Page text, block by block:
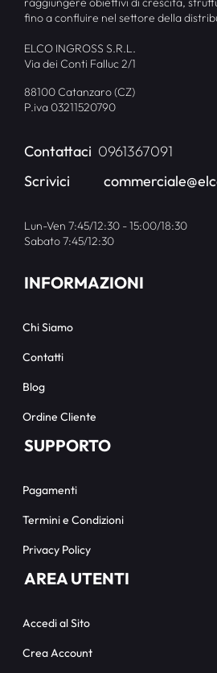
fino a confluire nel settore della
ELCO INGROSS S.R.L.
Via dei Conti Falluc 2/1
88100 Catanzaro (CZ)
P.iva 03211520790
Contattaci 0961367091
Scrivici
Lun-Ven 7:45/12:30 - 15:00/18:30
Sabato 7:45/12:30
INFORMAZIONI
Chi Siamo
Contatti
Blog
Ordine Cliente
SUPPORTO
Pagamenti
Termini e Condizioni
Privacy Policy
AREA UTENTI
Accedi al Sito
Crea Account